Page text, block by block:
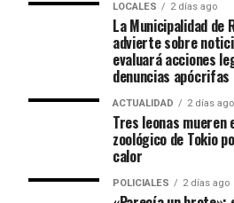
LOCALES 2 días ago
La Municipalidad de
advierte sobre
evaluará acciones
denuncias apócrifas
ACTUALIDAD 2 días ago
Tres leonas mueren
zoológico de Tokio
calor
POLICIALES 2 días ago